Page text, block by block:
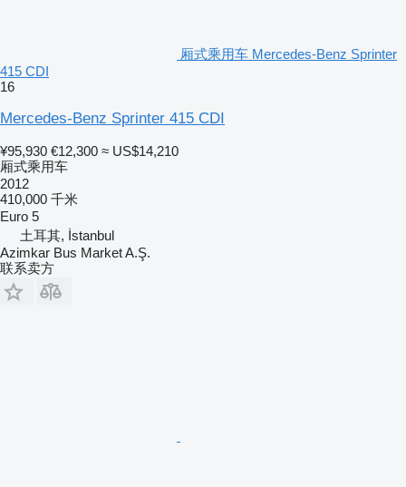
厢式乘用车 Mercedes-Benz Sprinter
415 CDI
16
Mercedes-Benz Sprinter 415 CDI
¥95,930 €12,300 ≈ US$14,210
厢式乘用车
2012
410,000 千米
Euro 5
土耳其, İstanbul
Azimkar Bus Market A.Ş.
联系卖方